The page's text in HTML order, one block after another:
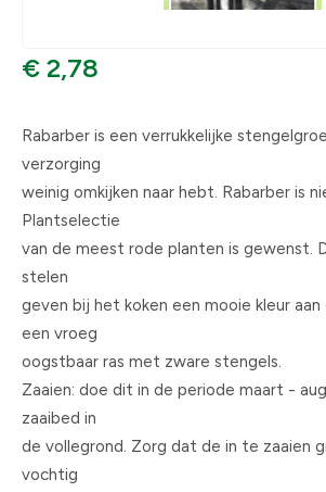
€ 2,78
Rabarber is een verrukkelijke
verzorging
weinig omkijken naar hebt. Rabarber is
Plantselectie
van de meest rode planten is gewenst.
stelen
geven bij het koken een mooie kleur
een vroeg
oogstbaar ras met zware stengels.
Zaaien: doe dit in de periode maart -
zaaibed in
de vollegrond. Zorg dat de in te zaaien
vochtig